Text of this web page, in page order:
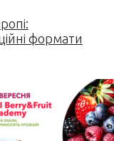
формати